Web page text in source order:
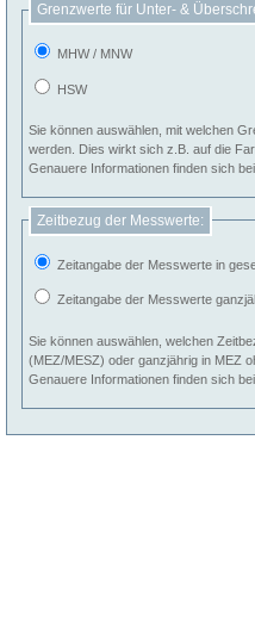
Grenzwerte für Unter- &
MHW / MNW
HSW
Sie können auswählen, mit welchen
werden. Dies wirkt sich z.B. auf
Genauere Informationen finden sich
Zeitbezug der Messwerte:
Zeitangabe der Messwerte in
Zeitangabe der Messwerte
Sie können auswählen, welchen
(MEZ/MESZ) oder ganzjährig in MEZ
Genauere Informationen finden sich